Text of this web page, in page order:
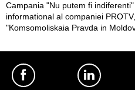
Campania "Nu putem fi
informational al companiei
"Komsomoliskaia Pravda in